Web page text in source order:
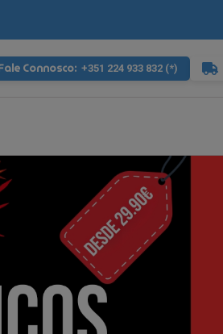
Connosco: +351 224 933 832 (*)